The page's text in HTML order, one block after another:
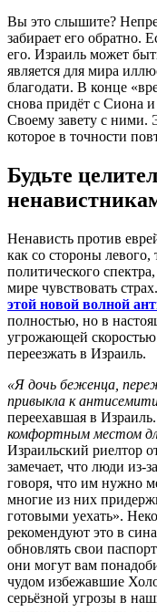
Вы это слышите?
забирает его
его. Израиль может
является для мира
благодати. В конце
снова придёт с Сиона и
Своему завету с ними.
которое в точности
Будьте
Ненависть против
как со стороны левого,
политического
мире чувствовать
этой новой волной
полностью, но в
угрожающей
переезжать в Израиль.
«Я дочь беженца,
привыкла к
переехавшая в Израиль.
комфортным местом
Израильский риелтор
замечает, что люди из-
говоря, что им нужно
многие из них
готовыми уехать».
рекомендуют это в
обновлять свои
они могут вам
чудом избежавшие
серьёзной угрозы в